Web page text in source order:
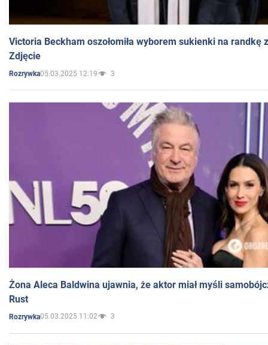
Victoria Beckham oszołomiła wyborem sukienki na randkę
Zdjęcie
Rozrywka05.03.2025 12:19 3
Żona Aleca Baldwina ujawnia, że aktor miał myśli
Rust
Rozrywka05.03.2025 11:02 3